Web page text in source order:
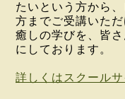
たいという方から
方までご受講いただ
癒しの学びを、皆
にしております。
詳しくはスクール